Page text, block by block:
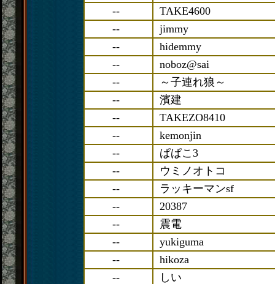
--
TAKE4600
--
jimmy
--
hidemmy
--
noboz@sai
--
～子連れ狼～
--
濱建
--
TAKEZO8410
--
kemonjin
--
ぱぱこ3
--
ウミノオトコ
--
ラッキーマンsf
--
20387
--
震電
--
yukiguma
--
hikoza
--
しい